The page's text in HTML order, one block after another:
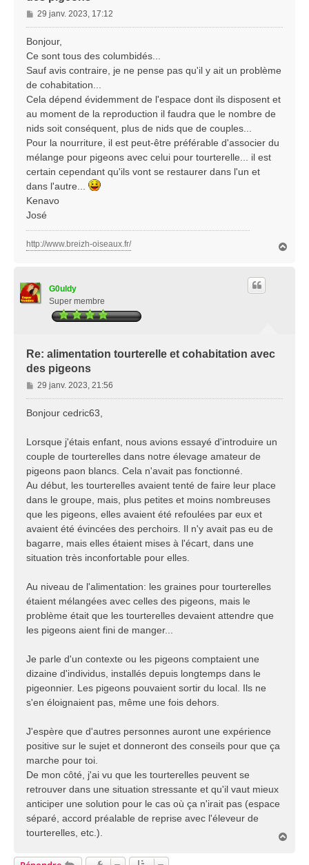
M
e
s
g
e
29 janv. 2023, 17:12
Bonjour,
Ce sont tous des columbidés...
Sauf avis contraire, je ne pense pas qu'il y ait un problème
de cohabitation...
Cela dépend évidemment de l'espace dont ils disposent et
au moment de la reproduction il faudra que le nombre de
nids soit conséquent, plus de nids que de couples...
Pour la nourriture, il est peut-être préférable d'associer du
mélange pour pigeons avec celui pour tourterelle... il est
certain cependant qu'ils vont se restaurer dans l'un et
dans l'autre...
Kenavo
José
http://www.breizh-oiseaux.fr/
G0uldy
Super membre
Re: alimentation tourterelle et cohabitation avec
des pigeons
M
e
s
g
e
29 janv. 2023, 21:56
Bonjour cedric63,
Lorsque j'étais enfant, nous avions essayé d'introduire un
couple de tourterelles dans notre élevage amateur de
pigeons paon blancs. Cela n'avait pas fonctionné.
Au début, les tourterelles avaient tenté de faire leur place
dans le groupe, mais, plus petites et moins nombreuses
que les pigeons, elles avaient été refoulées par eux et
avaient été évincées des perchoirs. Il n'y avait pas eu de
bagarre, mais elles étaient mises à l'écart, dans une
situation très inconfortable pour elles.
Au niveau de l'alimentation: les graines pour tourterelles
étaient mélangées avec celles des pigeons, mais le
problème était que les tourterelles devaient attendre que
les pigeons aient fini de manger...
Je parle d'un contexte ou les pigeons comptaient une
dizaine d'individus, installés depuis longtemps dans le
pigeonnier. Les pigeons pouvaient sortir du local. Ils ne
s'en éloignaient pas, même une fois dehors.
J'espère que d'autres personnes auront une expérience
positive sur le sujet et donneront des conseils pour que ça
marche pour toi.
De mon côté, j'ai vu que les tourterelles peuvent se
retrouver dans une situation stressante et qu'il vaut mieux
anticiper une solution pour le cas où ça n'irait pas (espace
séparé, accord préalable de reprise avec l'éleveur de
tourterelles, etc.).